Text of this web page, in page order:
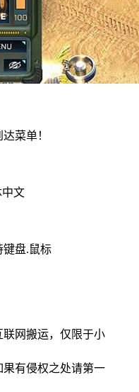
菜单！
文
键盘.鼠标
网搬运，仅限于小
有侵权之处请第一